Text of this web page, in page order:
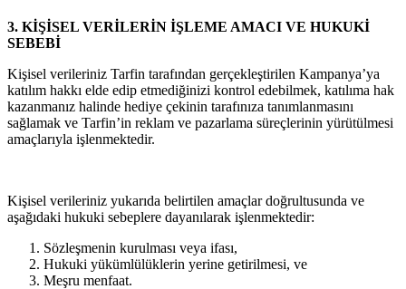
3. KİŞİSEL VERİLERİN İŞLEME AMACI VE HUKUKİ
SEBEBİ
Kişisel verileriniz Tarfin tarafından gerçekleştirilen Kampanya’ya
katılım hakkı elde edip etmediğinizi kontrol edebilmek, katılıma hak
kazanmanız halinde hediye çekinin tarafınıza tanımlanmasını
sağlamak ve Tarfin’in reklam ve pazarlama süreçlerinin yürütülmesi
amaçlarıyla işlenmektedir.
Kişisel verileriniz yukarıda belirtilen amaçlar doğrultusunda ve
aşağıdaki hukuki sebeplere dayanılarak işlenmektedir:
Sözleşmenin kurulması veya ifası,
Hukuki yükümlülüklerin yerine getirilmesi, ve
Meşru menfaat.